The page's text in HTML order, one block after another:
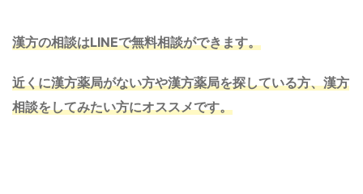
漢方の相談はLINEで無料相談ができます。
近くに漢方薬局がない方や漢方薬局を探している方、漢方
相談をしてみたい方にオススメです。